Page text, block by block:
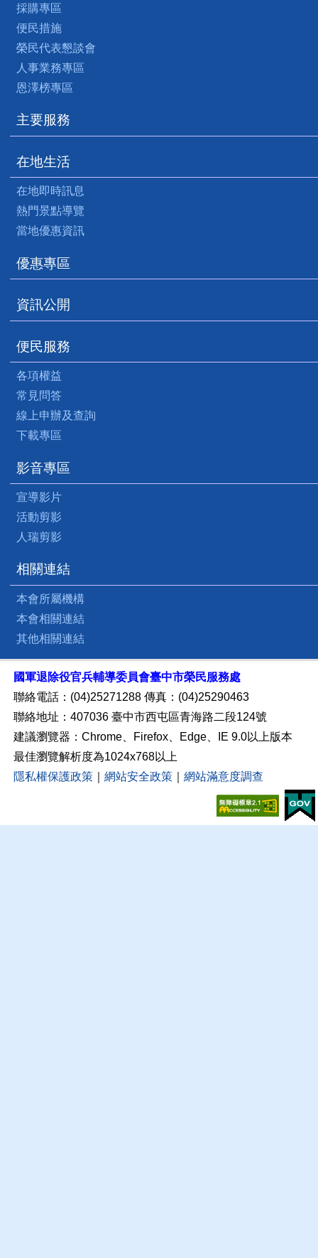
採購專區
便民措施
榮民代表懇談會
人事業務專區
恩澤榜專區
主要服務
在地生活
在地即時訊息
熱門景點導覽
當地優惠資訊
優惠專區
資訊公開
便民服務
各項權益
常見問答
線上申辦及查詢
下載專區
影音專區
宣導影片
活動剪影
人瑞剪影
相關連結
本會所屬機構
本會相關連結
其他相關連結
國軍退除役官兵輔導委員會臺中市榮民服務處
聯絡電話：(04)25271288 傳真：(04)25290463
聯絡地址：407036 臺中市西屯區青海路二段124號
建議瀏覽器：Chrome、Firefox、Edge、IE 9.0以上版本
最佳瀏覽解析度為1024x768以上
隱私權保護政策｜ 網站安全政策｜ 網站滿意度調查